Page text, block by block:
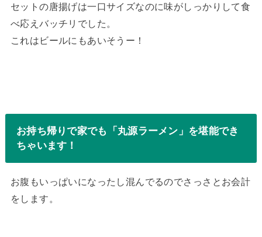
セットの唐揚げは一口サイズなのに味がしっかりして食
べ応えバッチリでした。
これはビールにもあいそうー！
お持ち帰りで家でも「丸源ラーメン」を堪能でき
ちゃいます！
お腹もいっぱいになったし混んでるのでさっさとお会計
をします。